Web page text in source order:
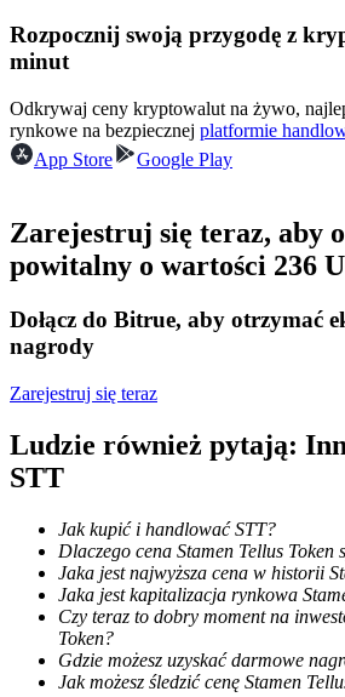
Kopiowanie Transakcji
Dołącz do najlepszych traderów
Zostań traderem kopiującym
Ciesz się podziałem zysków i
transakcji
Rozpocznij swoją przygodę z
minut
Odkrywaj ceny kryptowalut na żywo,
rynkowe na bezpiecznej platformie
App Store
Google Play
Zarejestruj się teraz, aby
powitalny o wartości 236
Dołącz do Bitrue, aby otrzymać
nagrody
Zarejestruj się teraz
Ludzie również pytają:
STT
Jak kupić i handlować STT?
Dlaczego cena Stamen Tellus Token
Jaka jest najwyższa cena w historii
Jaka jest kapitalizacja rynkowa
Czy teraz to dobry moment na
Token?
Gdzie możesz uzyskać darmowe
Jak możesz śledzić cenę Stamen